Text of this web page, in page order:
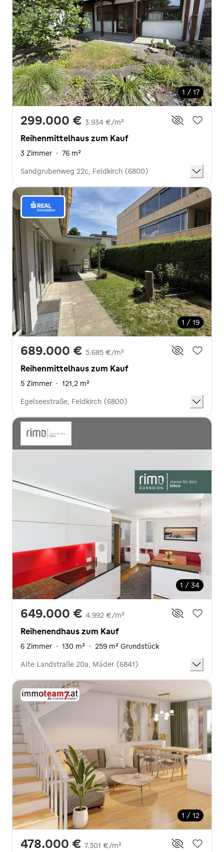
1 / 17
299.000 € 3.934 €/m²
Reihenmittelhaus zum Kauf
3 Zimmer · 76 m²
Sandgrubenweg 22c, Feldkirch (6800)
1 / 19
689.000 € 5.685 €/m²
Reihenmittelhaus zum Kauf
5 Zimmer · 121,2 m²
Egelseestraße, Feldkirch (6800)
1 / 34
649.000 € 4.992 €/m²
Reihenendhaus zum Kauf
6 Zimmer · 130 m² · 259 m² Grundstück
Alte Landstraße 20a, Mäder (6841)
1 / 12
478.000 € 7.301 €/m²